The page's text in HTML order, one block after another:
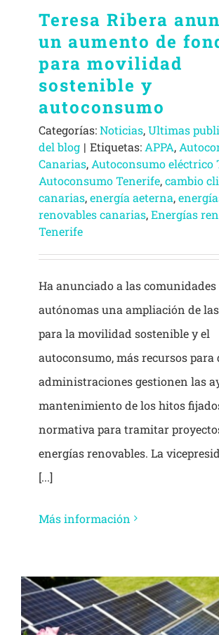
Teresa Ribera
un aumento de
para movilidad
sostenible y
autoconsumo
Categorías:Noticias,Ultimas
del blog | Etiquetas: APPA,
Canarias, Autoconsumo eléctrico
Autoconsumo Tenerife,cambio
canarias,energía aeterna,
renovables canarias,Energías
Tenerife
Ha anunciado a las comunidades
autónomas una ampliación de
para la movilidad sostenible y el
autoconsumo, más recursos para
administraciones gestionen las
mantenimiento de los hitos
normativa para tramitar
energías renovables. La
[...]
Más información